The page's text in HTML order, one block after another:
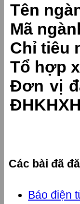
Tên
Mã
Chỉ tiêu
Tổ hợp
Đơn vị
Các bài đã
Báo điện